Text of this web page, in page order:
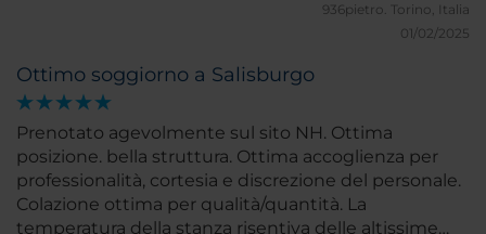
936pietro.
Torino, Italia
01/02/2025
Ottimo soggiorno a Salisburgo
Prenotato agevolmente sul sito NH. Ottima
posizione. bella struttura. Ottima accoglienza per
professionalità, cortesia e discrezione del personale.
Colazione ottima per qualità/quantità. La
temperatura della stanza risentiva delle altissime